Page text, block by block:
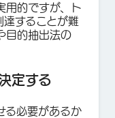
用的ですが、ト
達することが難
目的抽出法の
定する
る必要があるか